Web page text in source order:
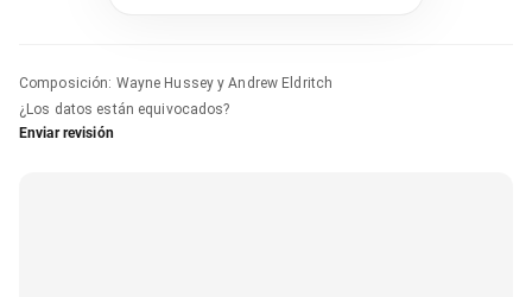
Composición: Wayne Hussey y Andrew Eldritch
¿Los datos están equivocados?
Enviar revisión